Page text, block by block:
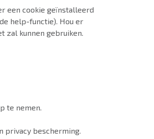
een cookie geïnstalleerd
help-functie). Hou er
zal kunnen gebruiken.
te nemen.
privacy bescherming.